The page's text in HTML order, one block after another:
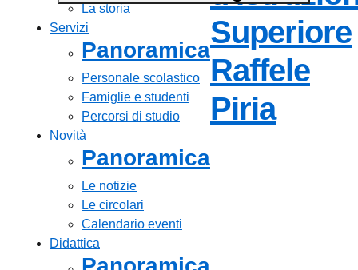
La storia
Servizi
Panoramica
Personale scolastico
Famiglie e studenti
Percorsi di studio
Novità
Panoramica
Le notizie
Le circolari
Calendario eventi
Didattica
Superiore
Raffele
Piria—